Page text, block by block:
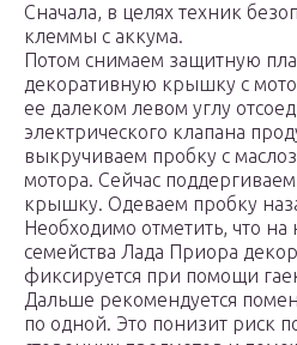
Сначала, в целях техник
клеммы с аккума.
Потом снимаем защитную
декоративную крышку с
ее далеком левом углу
электрического клапана
выкручиваем пробку с
мотора. Сейчас
крышку. Одеваем пробку
Необходимо отметить, что на
семейства Лада Приора
фиксируется при помощи
Дальше рекомендуется
по одной. Это понизит риск